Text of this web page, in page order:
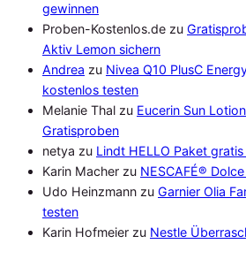
gewinnen
Proben-Kostenlos.de zu
Aktiv Lemon sichern
Andrea zu Nivea Q10 PlusC
kostenlos testen
Melanie Thal zu Eucerin Sun
Gratisproben
netya zu Lindt HELLO Paket
Karin Macher zu NESCAFÉ®
Udo Heinzmann zu Garnier Olia
testen
Karin Hofmeier zu Nestle